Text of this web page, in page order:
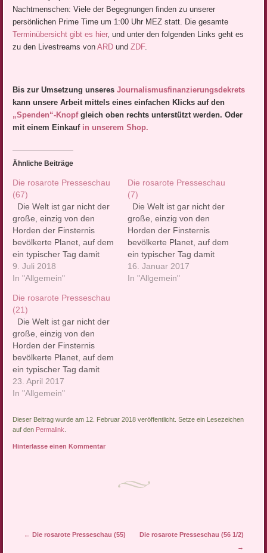
Nachtmenschen: Viele der Begegnungen finden zu unserer
persönlichen Prime Time um 1:00 Uhr MEZ statt. Die gesamte
Terminübersicht gibt es hier, und unter den folgenden Links geht es
zu den Livestreams vonARD undZDF.
Bis zur Umsetzung unseresJournalismusfinanzierungsdekrets
kann unsere Arbeit mittels eines einfachen Klicks auf den
„Spenden“-Knopfgleich oben rechts unterstützt werden. Oder
mit einem Einkauf in unserem Shop.
Ähnliche Beiträge
Die rosarote Presseschau
(67)
Die Welt ist gar nicht der
große, einzig von den
Horden der Finsternis
bevölkerte Planet, auf dem
ein typischer Tag damit
beginnt, dass man sich am
liebsten gleich wieder die
ziehen würde. Wirklich
nicht. Warum nicht,
erklären wir in unserer
Rubrik mit Nachrichten, die
die…
9. Juli 2018
In "Allgemein"
Die rosarote Presseschau
(7)
Die Welt ist gar nicht der
große, einzig von den
Horden der Finsternis
bevölkerte Planet, auf dem
ein typischer Tag damit
beginnt, dass man sich am
liebsten gleich wieder die
16. Januar 2017
In "Allgemein"
Die rosarote Presseschau
(21)
Die Welt ist gar nicht der
große, einzig von den
Horden der Finsternis
bevölkerte Planet, auf dem
ein typischer Tag damit
beginnt, dass man sich am
liebsten gleich wieder die
ziehen würde. Wirklich
nicht. Warum nicht,
23. April 2017
In "Allgemein"
Dieser Beitrag wurde am 12. Februar 2018 veröffentlicht. Setze ein Lesezeichen
auf den Permalink
Hinterlasse einen Kommentar
Artikel-Navigation
← Die rosarote Presseschau (55)
Die rosarote Presseschau (56 1/2)
→